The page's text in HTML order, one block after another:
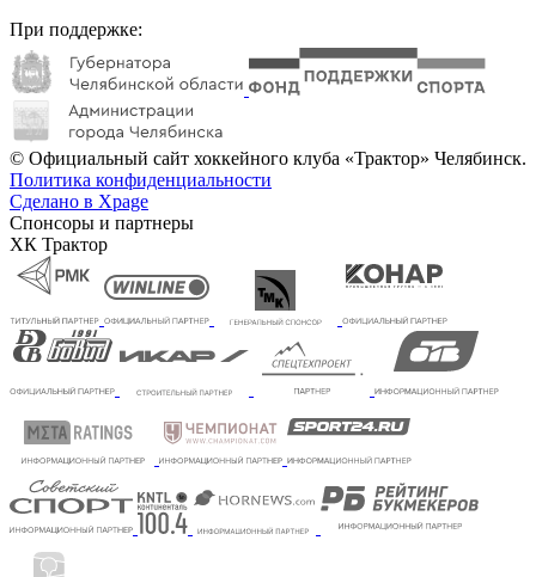
При поддержке:
© Официальный сайт хоккейного клуба «Трактор» Челябинск.
Политика конфиденциальности
Сделано в Xpage
Спонсоры и партнеры
ХК Трактор